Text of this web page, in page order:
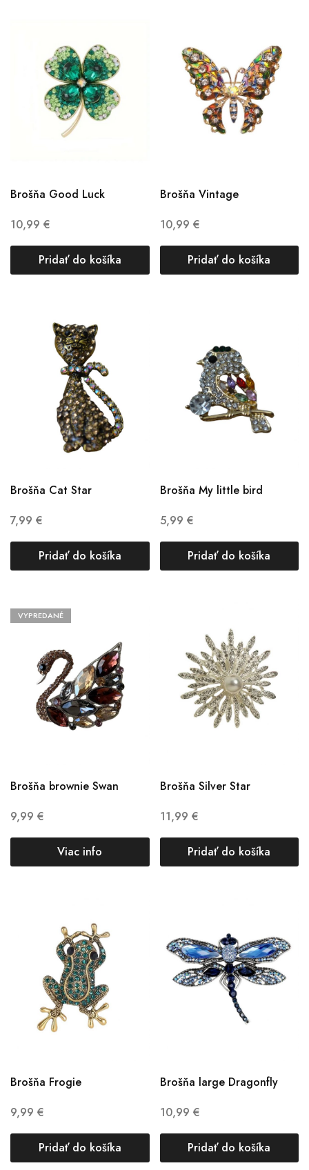
Brošňa Good Luck
10,99 €
Pridať do košíka
Brošňa Vintage
10,99 €
Pridať do košíka
Brošňa Cat Star
7,99 €
Pridať do košíka
Brošňa My little bird
5,99 €
Pridať do košíka
VYPREDANÉ
Brošňa brownie Swan
9,99 €
Viac info
Brošňa Silver Star
11,99 €
Pridať do košíka
Brošňa Frogie
9,99 €
Pridať do košíka
Brošňa large Dragonfly
10,99 €
Pridať do košíka